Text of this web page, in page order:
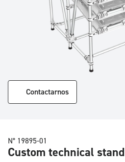
Contactarnos
N° 19895-01
Custom technical stand